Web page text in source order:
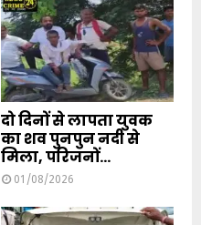
दो दिनों से लापता युवक
का शव पुनपुन नदी से
मिला, परिजनों...
01/08/2026